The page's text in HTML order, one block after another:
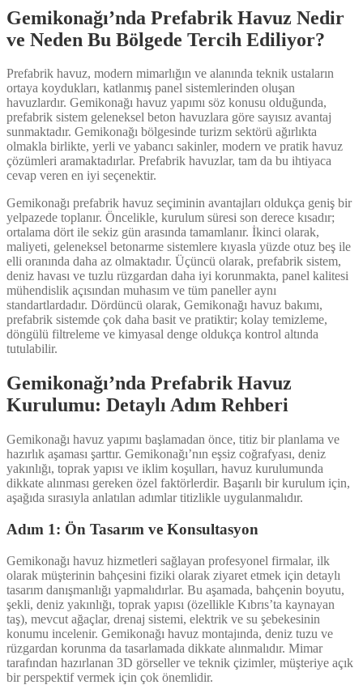
Gemikonağı’nda Prefabrik Havuz Nedir
ve Neden Bu Bölgede Tercih Ediliyor?
Prefabrik havuz, modern mimarlığın ve alanında teknik ustaların
ortaya koydukları, katlanmış panel sistemlerinden oluşan
havuzlardır. Gemikonağı havuz yapımı söz konusu olduğunda,
prefabrik sistem geleneksel beton havuzlara göre sayısız avantaj
sunmaktadır. Gemikonağı bölgesinde turizm sektörü ağırlıkta
olmakla birlikte, yerli ve yabancı sakinler, modern ve pratik havuz
çözümleri aramaktadırlar. Prefabrik havuzlar, tam da bu ihtiyaca
cevap veren en iyi seçenektir.
Gemikonağı prefabrik havuz seçiminin avantajları oldukça geniş bir
yelpazede toplanır. Öncelikle, kurulum süresi son derece kısadır;
ortalama dört ile sekiz gün arasında tamamlanır. İkinci olarak,
maliyeti, geleneksel betonarme sistemlere kıyasla yüzde otuz beş ile
elli oranında daha az olmaktadır. Üçüncü olarak, prefabrik sistem,
deniz havası ve tuzlu rüzgardan daha iyi korunmakta, panel kalitesi
mühendislik açısından muhasım ve tüm paneller aynı
standartlardadır. Dördüncü olarak, Gemikonağı havuz bakımı,
prefabrik sistemde çok daha basit ve pratiktir; kolay temizleme,
döngülü filtreleme ve kimyasal denge oldukça kontrol altında
tutulabilir.
Gemikonağı’nda Prefabrik Havuz
Kurulumu: Detaylı Adım Rehberi
Gemikonağı havuz yapımı başlamadan önce, titiz bir planlama ve
hazırlık aşaması şarttır. Gemikonağı’nın eşsiz coğrafyası, deniz
yakınlığı, toprak yapısı ve iklim koşulları, havuz kurulumunda
dikkate alınması gereken özel faktörlerdir. Başarılı bir kurulum için,
aşağıda sırasıyla anlatılan adımlar titizlikle uygulanmalıdır.
Adım 1: Ön Tasarım ve Konsultasyon
Gemikonağı havuz hizmetleri sağlayan profesyonel firmalar, ilk
olarak müşterinin bahçesini fiziki olarak ziyaret etmek için detaylı
tasarım danışmanlığı yapmalıdırlar. Bu aşamada, bahçenin boyutu,
şekli, deniz yakınlığı, toprak yapısı (özellikle Kıbrıs’ta kaynayan
taş), mevcut ağaçlar, drenaj sistemi, elektrik ve su şebekesinin
konumu incelenir. Gemikonağı havuz montajında, deniz tuzu ve
rüzgardan korunma da tasarlamada dikkate alınmalıdır. Mimar
tarafından hazırlanan 3D görseller ve teknik çizimler, müşteriye açık
bir perspektif vermek için çok önemlidir.